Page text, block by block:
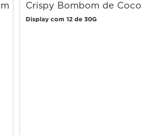
Crispy Bombom de Coco
30g
Display com 12 de 30G